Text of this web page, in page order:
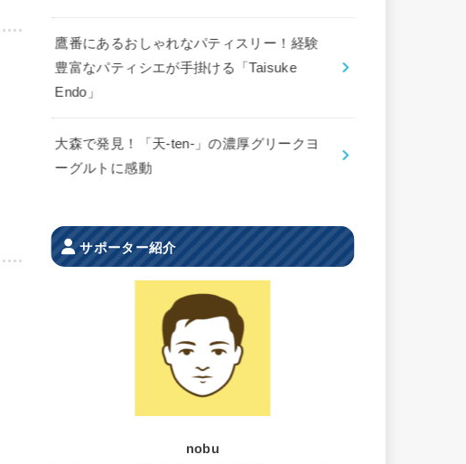
鷹番にあるおしゃれなパティスリー！経験
豊富なパティシエが手掛ける「Taisuke
Endo」
大森で発見！「天-ten-」の濃厚グリークヨ
ーグルトに感動
サポーター紹介
nobu